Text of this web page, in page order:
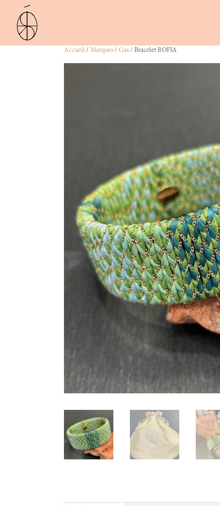
Accueil / Marques / Gas / Bracelet ROFIA